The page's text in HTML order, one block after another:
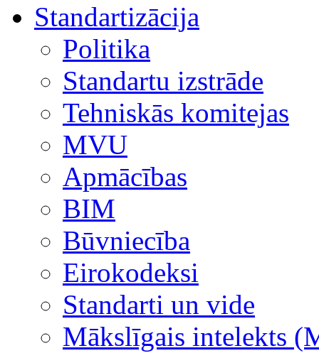
Standartizācija
Politika
Standartu izstrāde
Tehniskās komitejas
MVU
Apmācības
BIM
Būvniecība
Eirokodeksi
Standarti un vide
Mākslīgais intelekts